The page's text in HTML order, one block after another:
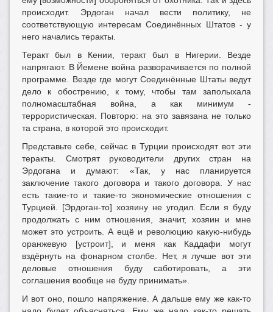
происходит. Эрдоган начал вести политику, не
соответствующую интересам Соединённых Штатов - у
него начались теракты.
Теракт был в Кении, теракт был в Нигерии. Везде
напрягают. В Йемене война разворачивается по полной
программе. Везде где могут Соединённые Штаты ведут
дело к обострению, к тому, чтобы там заполыхала
полномасштабная война, а как минимум -
террористическая. Повторю: на это завязана не только
та страна, в которой это происходит.
Представьте себе, сейчас в Турции происходят вот эти
теракты. Смотрят руководители других стран на
Эрдогана и думают: «Так, у нас планируется
заключение такого договора и такого договора. У нас
есть такие-то и такие-то экономические отношения с
Турцией. [Эрдоган-то] хозяину не угодил. Если я буду
продолжать с ним отношения, значит, хозяин и мне
может это устроить. А ещё и революцию какую-нибудь
оранжевую [устроит], и меня как Каддафи могут
вздёрнуть на фонарном столбе. Нет, я лучше вот эти
деловые отношения буду саботировать, а эти
соглашения вообще не буду принимать».
И вот оно, пошло напряжение. А дальше ему же как-то